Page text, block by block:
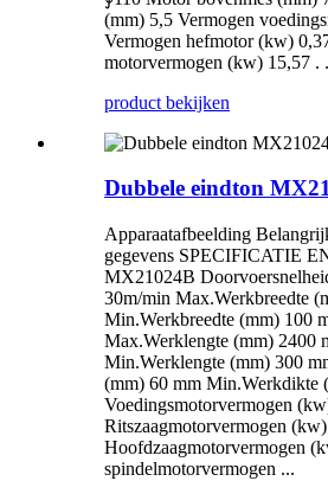
(mm) 5,5 Vermogen
Vermogen hefmotor (kw)
motorvermogen (kw) 15,57 .
product bekijken
Dubbele eindton
Apparaatafbeelding
gegevens SPECIFICATIE
MX21024B
30m/min Max.Werkbreedte
Min.Werkbreedte (mm) 100
Max.Werklengte (mm) 2400
Min.Werklengte (mm) 300
(mm) 60 mm Min.Werkdikte
Voedingsmotorvermogen
Ritszaagmotorvermogen
Hoofdzaagmotorvermogen
spindelmotorvermogen ...